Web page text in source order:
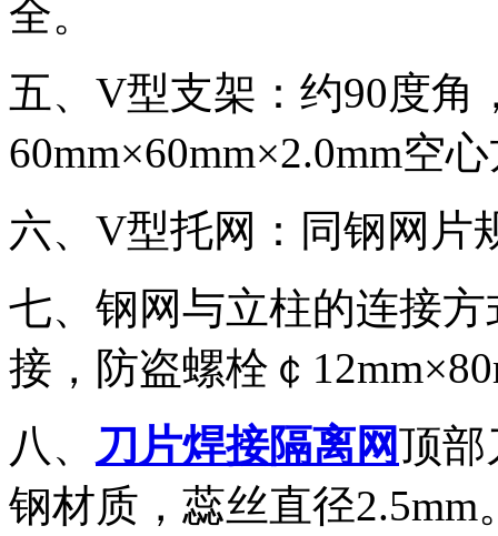
全。
五、V型支架：约90度角
60mm×60mm×2.0mm空
六、V型托网：同钢网片
七、钢网与立柱的连接
接，防盗螺栓￠
八、 刀片焊接隔离网顶部
钢材质，蕊丝直径2.5mm